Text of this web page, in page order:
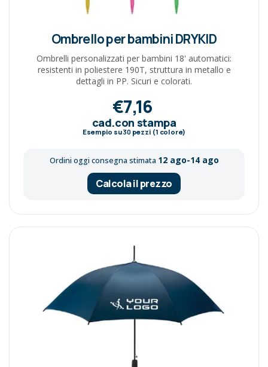
Ombrello per bambini DRYKID
Ombrelli personalizzati per bambini 18' automatici:
resistenti in poliestere 190T, struttura in metallo e
dettagli in PP. Sicuri e colorati.
€7,16
cad.con stampa
Esempio su30pezzi (1 colore)
Ordini oggi consegna stimata 12 ago-14 ago
Calcola il prezzo